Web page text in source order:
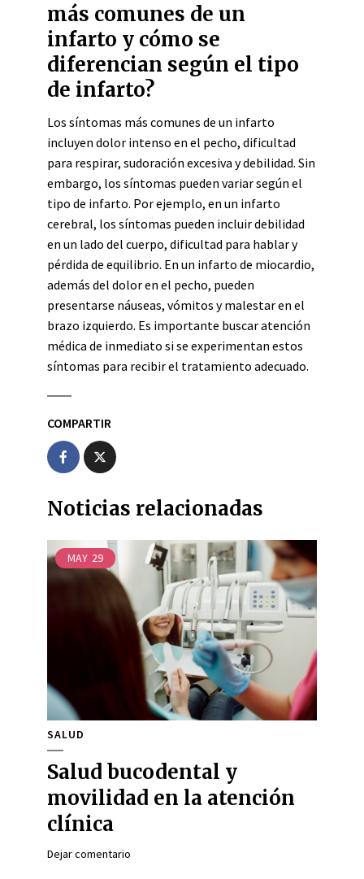
más comunes de un
infarto y cómo se
diferencian según el tipo
de infarto?
Los síntomas más comunes de un infarto
incluyen dolor intenso en el pecho, dificultad
para respirar, sudoración excesiva y debilidad. Sin
embargo, los síntomas pueden variar según el
tipo de infarto. Por ejemplo, en un infarto
cerebral, los síntomas pueden incluir debilidad
en un lado del cuerpo, dificultad para hablar y
pérdida de equilibrio. En un infarto de miocardio,
además del dolor en el pecho, pueden
presentarse náuseas, vómitos y malestar en el
brazo izquierdo. Es importante buscar atención
médica de inmediato si se experimentan estos
síntomas para recibir el tratamiento adecuado.
COMPARTIR
Noticias relacionadas
MAY 29
SALUD
Salud bucodental y
movilidad en la atención
clínica
Dejar comentario